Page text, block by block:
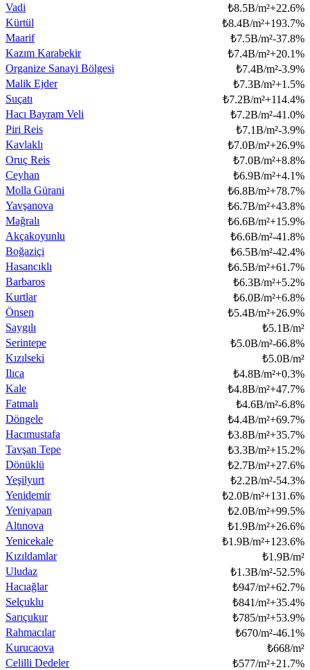
Vadi
₺8.5B/m²+22.6%
Kürtül
₺8.4B/m²+193.7%
Maarif
₺7.5B/m²-37.8%
Kazım Karabekir
₺7.4B/m²+20.1%
Organize Sanayi Bölgesi
₺7.4B/m²-3.9%
Malik Ejder
₺7.3B/m²+1.5%
Suçatı
₺7.2B/m²+114.4%
Hacı Bayram Veli
₺7.2B/m²-41.0%
Piri Reis
₺7.1B/m²-3.9%
Kavlaklı
₺7.0B/m²+26.9%
Oruç Reis
₺7.0B/m²+8.8%
Ceyhan
₺6.9B/m²+4.1%
Molla Gürani
₺6.8B/m²+78.7%
Yavşanova
₺6.7B/m²+43.8%
Mağralı
₺6.6B/m²+15.9%
Akçakoyunlu
₺6.6B/m²-41.8%
Boğaziçi
₺6.5B/m²-42.4%
Hasancıklı
₺6.5B/m²+61.7%
Barbaros
₺6.3B/m²+5.2%
Kurtlar
₺6.0B/m²+6.8%
Önsen
₺5.4B/m²+26.9%
Saygılı
₺5.1B/m²
Serintepe
₺5.0B/m²-66.8%
Kızılseki
₺5.0B/m²
Ilıca
₺4.8B/m²+0.3%
Kale
₺4.8B/m²+47.7%
Fatmalı
₺4.6B/m²-6.8%
Döngele
₺4.4B/m²+69.7%
Hacımustafa
₺3.8B/m²+35.7%
Tavşan Tepe
₺3.3B/m²+15.2%
Dönüklü
₺2.7B/m²+27.6%
Yeşilyurt
₺2.2B/m²-54.3%
Yenidemir
₺2.0B/m²+131.6%
Yeniyapan
₺2.0B/m²+99.5%
Altınova
₺1.9B/m²+26.6%
Yenicekale
₺1.9B/m²+123.6%
Kızıldamlar
₺1.9B/m²
Uludaz
₺1.3B/m²-52.5%
Hacıağlar
₺947/m²+62.7%
Selçuklu
₺841/m²+35.4%
Sarıçukur
₺785/m²+53.9%
Rahmacılar
₺670/m²-46.1%
Kurucaova
₺668/m²
Celilli Dedeler
₺577/m²+21.7%